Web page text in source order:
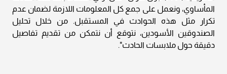
المأساوي، ونعمل على جمع كل المعلومات اللازمة لضمان عدم
تكرار مثل هذه الحوادث في المستقبل. من خلال تحليل
الصندوقين الأسودين، نتوقع أن نتمكن من تقديم تفاصيل
دقيقة حول ملابسات الحادث".